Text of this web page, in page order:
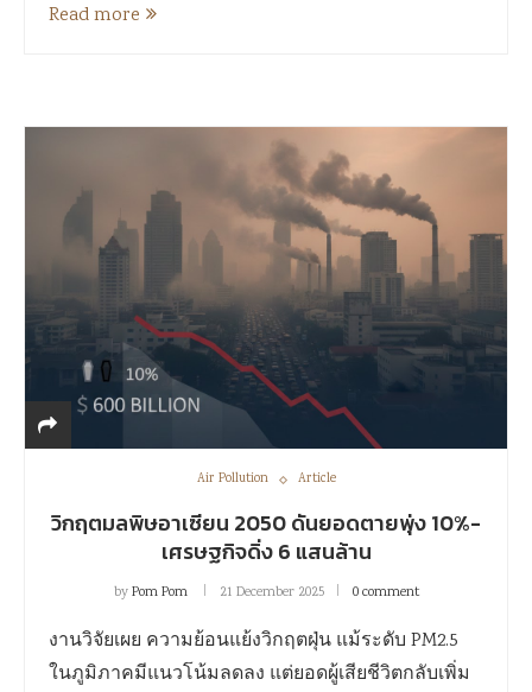
Read more
Air Pollution Article
วิกฤตมลพิษอาเซียน 2050 ดันยอดตายพุ่ง 10%-
เศรษฐกิจดิ่ง 6 แสนล้าน
byPom Pom 21 December 2025 0 comment
งานวิจัยเผย ความย้อนแย้งวิกฤตฝุ่น แม้ระดับ PM2.5
ในภูมิภาคมีแนวโน้มลดลง แต่ยอดผู้เสียชีวิตกลับเพิ่ม